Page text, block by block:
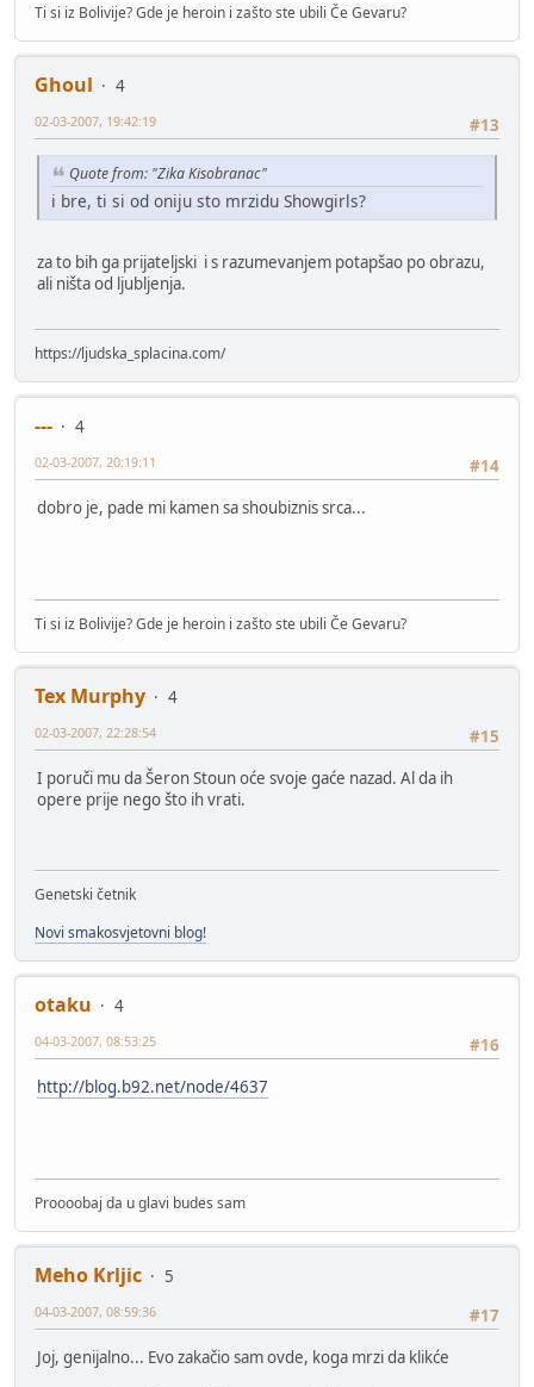
Ti si iz Bolivije? Gde je heroin i zašto ste ubili Če Gevaru?
Ghoul
4
#13
02-03-2007, 19:42:19
Quote from: "Zika Kisobranac"
i bre, ti si od oniju sto mrzidu Showgirls?
za to bih ga prijateljski i s razumevanjem potapšao po obrazu,
ali ništa od ljubljenja.
https://ljudska_splacina.com/
---
4
#14
02-03-2007, 20:19:11
dobro je, pade mi kamen sa shoubiznis srca...
Ti si iz Bolivije? Gde je heroin i zašto ste ubili Če Gevaru?
Tex Murphy
4
#15
02-03-2007, 22:28:54
I poruči mu da Šeron Stoun oće svoje gaće nazad. Al da ih
opere prije nego što ih vrati.
Genetski četnik
Novi smakosvjetovni blog!
otaku
4
#16
04-03-2007, 08:53:25
http://blog.b92.net/node/4637
Proooobaj da u glavi budes sam
Meho Krljic
5
#17
04-03-2007, 08:59:36
Joj, genijalno... Evo zakačio sam ovde, koga mrzi da klikće